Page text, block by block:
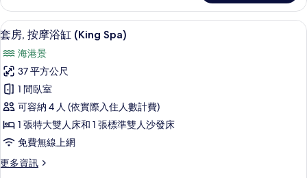
相
片
陽
台
(King
Harbourside)
的
詳
情
顯
示
套
房,
按
摩
浴
缸
(King
高級寢具、迷你吧、客房內保險箱、書
9
套房, 按摩浴缸 (King Spa)
海港景
37 平方公尺
1 間臥室
可容納 4 人 (依實際入住人數計費)
1 張特大雙人床和 1 張標準雙人沙發床
免費無線上網
更多資訊
更